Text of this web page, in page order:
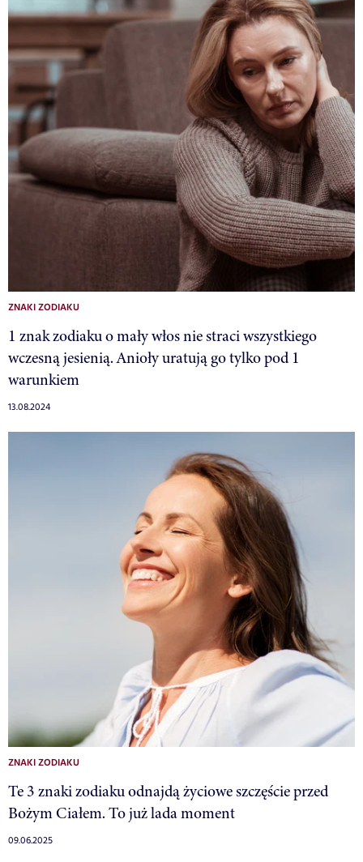
ZNAKI ZODIAKU
1 znak zodiaku o mały włos nie straci wszystkiego
wczesną jesienią. Anioły uratują go tylko pod 1
warunkiem
13.08.2024
ZNAKI ZODIAKU
Te 3 znaki zodiaku odnajdą życiowe szczęście przed
Bożym Ciałem. To już lada moment
09.06.2025